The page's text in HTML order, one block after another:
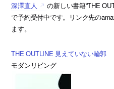
深澤直人
の新しい書籍”THE
で予約受付中です。リンク先の
ます。
THE OUTLINE 見えていない輪郭
モダンリビング